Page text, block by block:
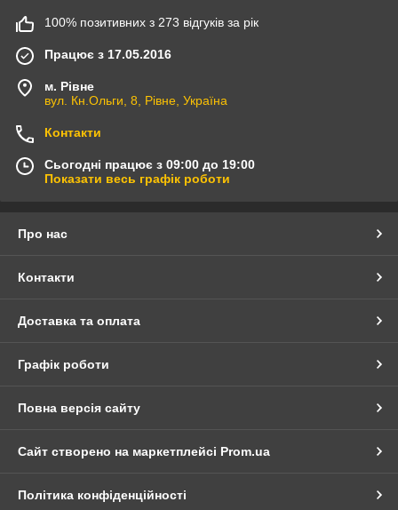
100% позитивних з 273 відгуків за рік
Працює з 17.05.2016
м. Рівне
вул. Кн.Ольги, 8, Рівне, Україна
Контакти
Сьогодні працює з 09:00 до 19:00
Показати весь графік роботи
Про нас
Контакти
Доставка та оплата
Графік роботи
Повна версія сайту
Сайт створено на маркетплейсі Prom.ua
Політика конфіденційності